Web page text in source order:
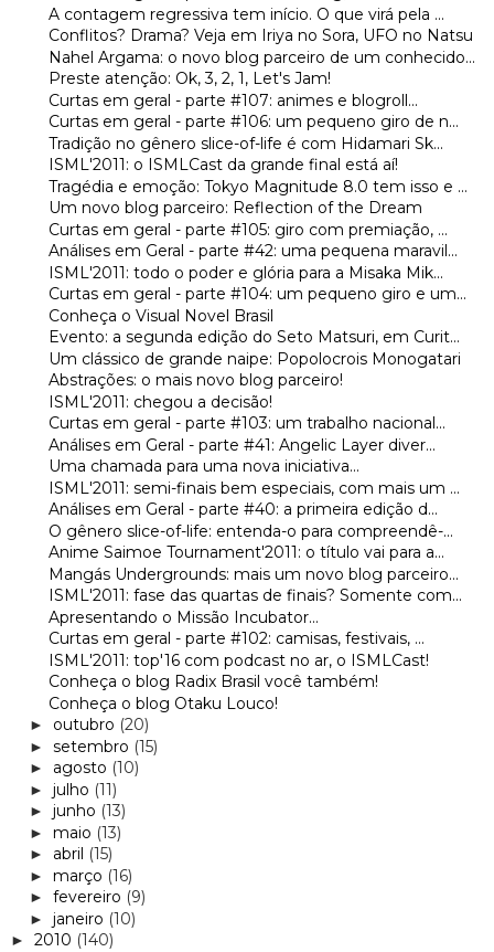
A contagem regressiva tem início. O que virá pela ...
Conflitos? Drama? Veja em Iriya no Sora, UFO no Natsu
Nahel Argama: o novo blog parceiro de um conhecido...
Preste atenção: Ok, 3, 2, 1, Let's Jam!
Curtas em geral - parte #107: animes e blogroll...
Curtas em geral - parte #106: um pequeno giro de n...
Tradição no gênero slice-of-life é com Hidamari Sk...
ISML'2011: o ISMLCast da grande final está aí!
Tragédia e emoção: Tokyo Magnitude 8.0 tem isso e ...
Um novo blog parceiro: Reflection of the Dream
Curtas em geral - parte #105: giro com premiação, ...
Análises em Geral - parte #42: uma pequena maravil...
ISML'2011: todo o poder e glória para a Misaka Mik...
Curtas em geral - parte #104: um pequeno giro e um...
Conheça o Visual Novel Brasil
Evento: a segunda edição do Seto Matsuri, em Curit...
Um clássico de grande naipe: Popolocrois Monogatari
Abstrações: o mais novo blog parceiro!
ISML'2011: chegou a decisão!
Curtas em geral - parte #103: um trabalho nacional...
Análises em Geral - parte #41: Angelic Layer diver...
Uma chamada para uma nova iniciativa...
ISML'2011: semi-finais bem especiais, com mais um ...
Análises em Geral - parte #40: a primeira edição d...
O gênero slice-of-life: entenda-o para compreendê-...
Anime Saimoe Tournament'2011: o título vai para a...
Mangás Undergrounds: mais um novo blog parceiro...
ISML'2011: fase das quartas de finais? Somente com...
Apresentando o Missão Incubator...
Curtas em geral - parte #102: camisas, festivais, ...
ISML'2011: top'16 com podcast no ar, o ISMLCast!
Conheça o blog Radix Brasil você também!
Conheça o blog Otaku Louco!
► outubro (20)
► setembro (15)
► agosto (10)
► julho (11)
► junho (13)
► maio (13)
► abril (15)
► março (16)
► fevereiro (9)
► janeiro (10)
► 2010 (140)